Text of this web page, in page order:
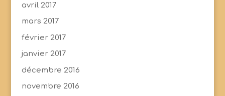
avril 2017
mars 2017
février 2017
janvier 2017
décembre 2016
novembre 2016